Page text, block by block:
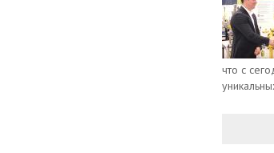
что с